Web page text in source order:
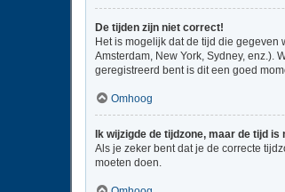
De tijden zijn niet correct!
Het is mogelijk dat de tijd die
Amsterdam, New York, Sydney, enz.).
geregistreerd bent is dit een goed
Omhoog
Ik wijzigde de tijdzone, maar de tijd
Als je zeker bent dat je de correcte
moeten doen.